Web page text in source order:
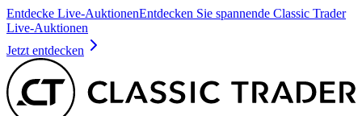
Entdecke Live-AuktionenEntdecken Sie spannende Classic Trader
Live-Auktionen
Jetzt entdecken